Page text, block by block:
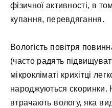
фізичної активності, в
купання, перевдягання.
Вологість повітря
(часто радять
мікрокліматі крихітці
народжуються
втрачають вологу, яка